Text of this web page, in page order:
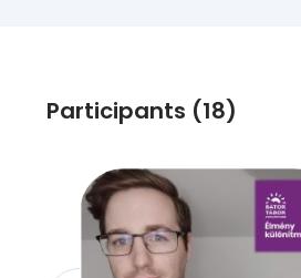
Participants (18)